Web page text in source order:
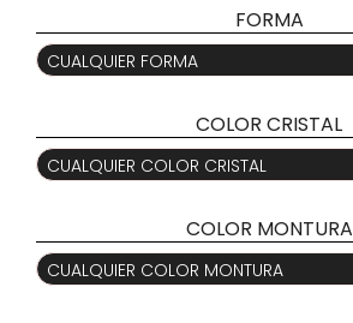
FORMA
CUALQUIER FORMA
COLOR CRISTAL
CUALQUIER COLOR CRISTAL
COLOR MONTURA
CUALQUIER COLOR MONTURA